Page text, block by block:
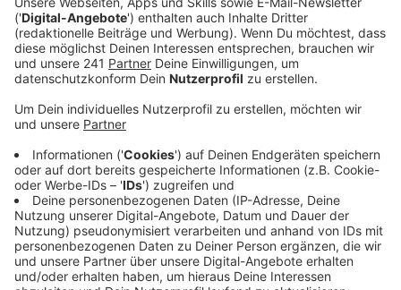
mitgeteilt.
Veröffentlicht:Freitag, 16.01.2026 14:04
Anzeige
Bereits seit einigen Wochen werden kleineren
Renovierungsarbeiten im Inneren durchgeführt. Die
Baugenehmigungen für die großen Arbeiten seien jetzt
extrem wichtig, um das Projekt voranzutreiben. Da
zukünftig nicht mehr nur ein Geschäft in dem großen
Gebäude sein wird, braucht es auch unterschiedliche
Eingänge. Die zu schaffen sei einer Herausforderung,